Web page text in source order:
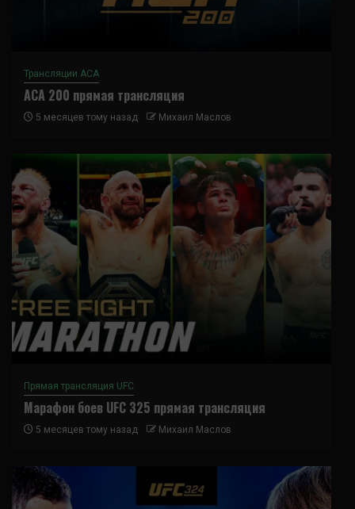
Трансляции ACA
ACA 200 прямая трансляция
5 месяцев тому назад Михаил Маслов
Прямая трансляция UFC
Марафон боев UFC 325 прямая трансляция
5 месяцев тому назад Михаил Маслов